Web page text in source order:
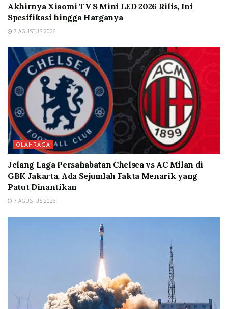
Akhirnya Xiaomi TV S Mini LED 2026 Rilis, Ini
Spesifikasi hingga Harganya
7 AGUSTUS 2026
OLAHRAGA
Jelang Laga Persahabatan Chelsea vs AC Milan di
GBK Jakarta, Ada Sejumlah Fakta Menarik yang
Patut Dinantikan
7 AGUSTUS 2026